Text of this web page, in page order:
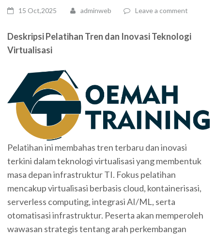
15 Oct,2025 adminweb Leave a comment
Deskripsi Pelatihan Tren dan Inovasi Teknologi
Virtualisasi
Pelatihan ini membahas tren terbaru dan inovasi
terkini dalam teknologi virtualisasi yang membentuk
masa depan infrastruktur TI. Fokus pelatihan
mencakup virtualisasi berbasis cloud, kontainerisasi,
serverless computing, integrasi AI/ML, serta
otomatisasi infrastruktur. Peserta akan memperoleh
wawasan strategis tentang arah perkembangan